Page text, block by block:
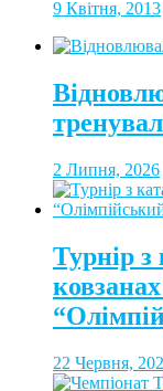
9 Квітня, 2013
2 Липня, 2026
Турнір
22 Червня,